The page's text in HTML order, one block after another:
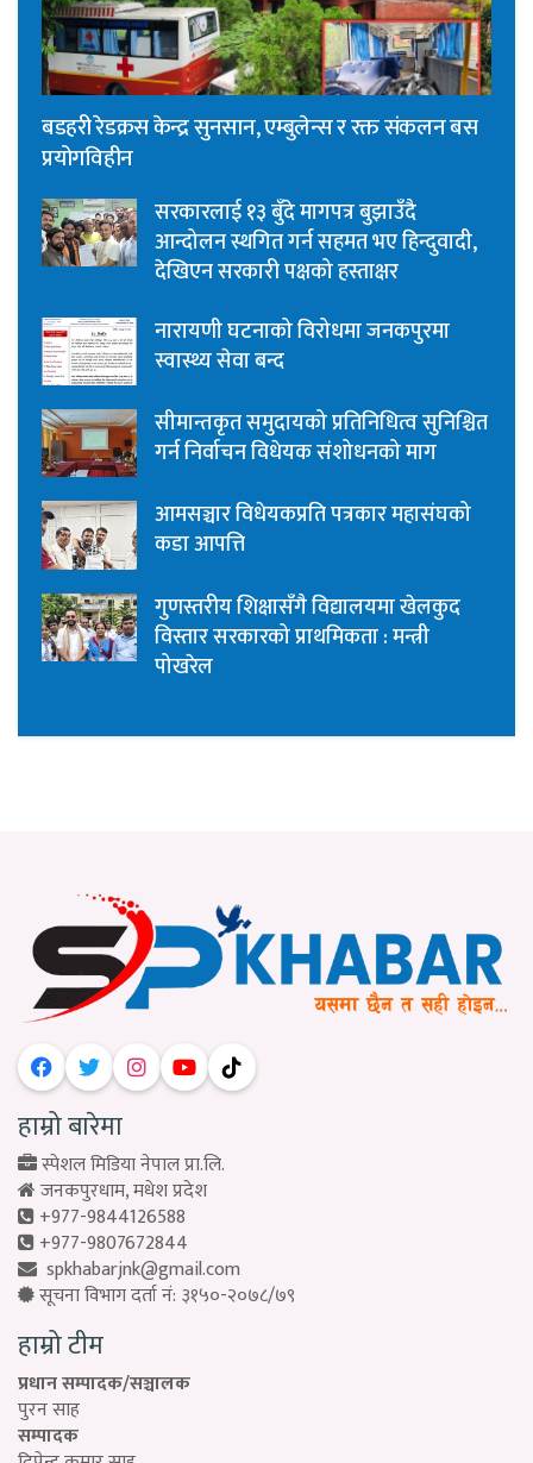
बडहरी रेडक्रस केन्द्र सुनसान, एम्बुलेन्स र रक्त संकलन बस
प्रयोगविहीन
सरकारलाई १३ बुँदे मागपत्र बुझाउँदै
आन्दोलन स्थगित गर्न सहमत भए हिन्दुवादी,
देखिएन सरकारी पक्षको हस्ताक्षर
नारायणी घटनाको विरोधमा जनकपुरमा
स्वास्थ्य सेवा बन्द
सीमान्तकृत समुदायको प्रतिनिधित्व सुनिश्चित
गर्न निर्वाचन विधेयक संशोधनको माग
आमसञ्चार विधेयकप्रति पत्रकार महासंघको
कडा आपत्ति
गुणस्तरीय शिक्षासँगै विद्यालयमा खेलकुद
विस्तार सरकारको प्राथमिकता : मन्त्री
पोखरेल
हाम्रो बारेमा
स्पेशल मिडिया नेपाल प्रा.लि.
जनकपुरधाम, मधेश प्रदेश
+977-9844126588
+977-9807672844
spkhabarjnk@gmail.com
सूचना विभाग दर्ता नं: ३१५०-२०७८/७९
हाम्रो टीम
प्रधान सम्पादक/सञ्चालक
पुरन साह
सम्पादक